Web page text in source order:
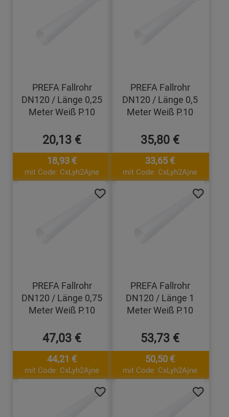
PREFA Fallrohr
DN120 / Länge 0,25
Meter Weiß P.10
20,13 €
18,93 €
mit Code: CxLyh2Ajne
PREFA Fallrohr
DN120 / Länge 0,5
Meter Weiß P.10
35,80 €
33,65 €
mit Code: CxLyh2Ajne
PREFA Fallrohr
DN120 / Länge 0,75
Meter Weiß P.10
47,03 €
44,21 €
mit Code: CxLyh2Ajne
PREFA Fallrohr
DN120 / Länge 1
Meter Weiß P.10
53,73 €
50,50 €
mit Code: CxLyh2Ajne